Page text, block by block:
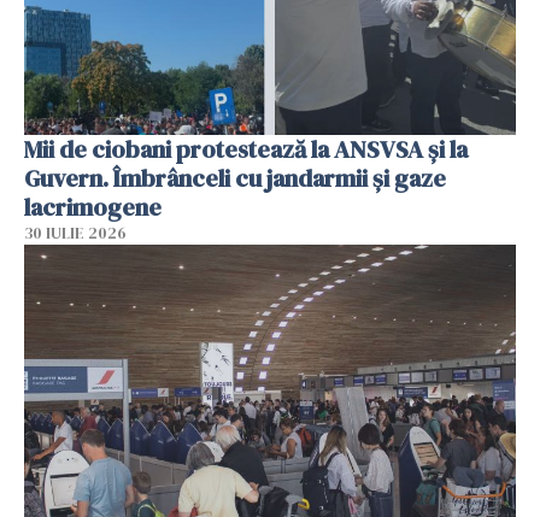
Mii de ciobani protestează la ANSVSA și la
Guvern. Îmbrânceli cu jandarmii și gaze
lacrimogene
30 IULIE 2026